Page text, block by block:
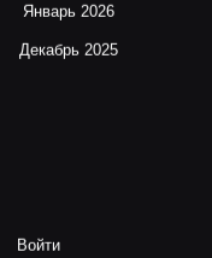
Январь 2026
Декабрь 2025
Войти